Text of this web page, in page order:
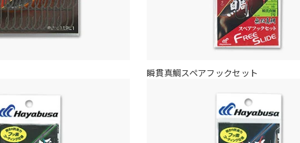
瞬貫真鯛スペアフックセット